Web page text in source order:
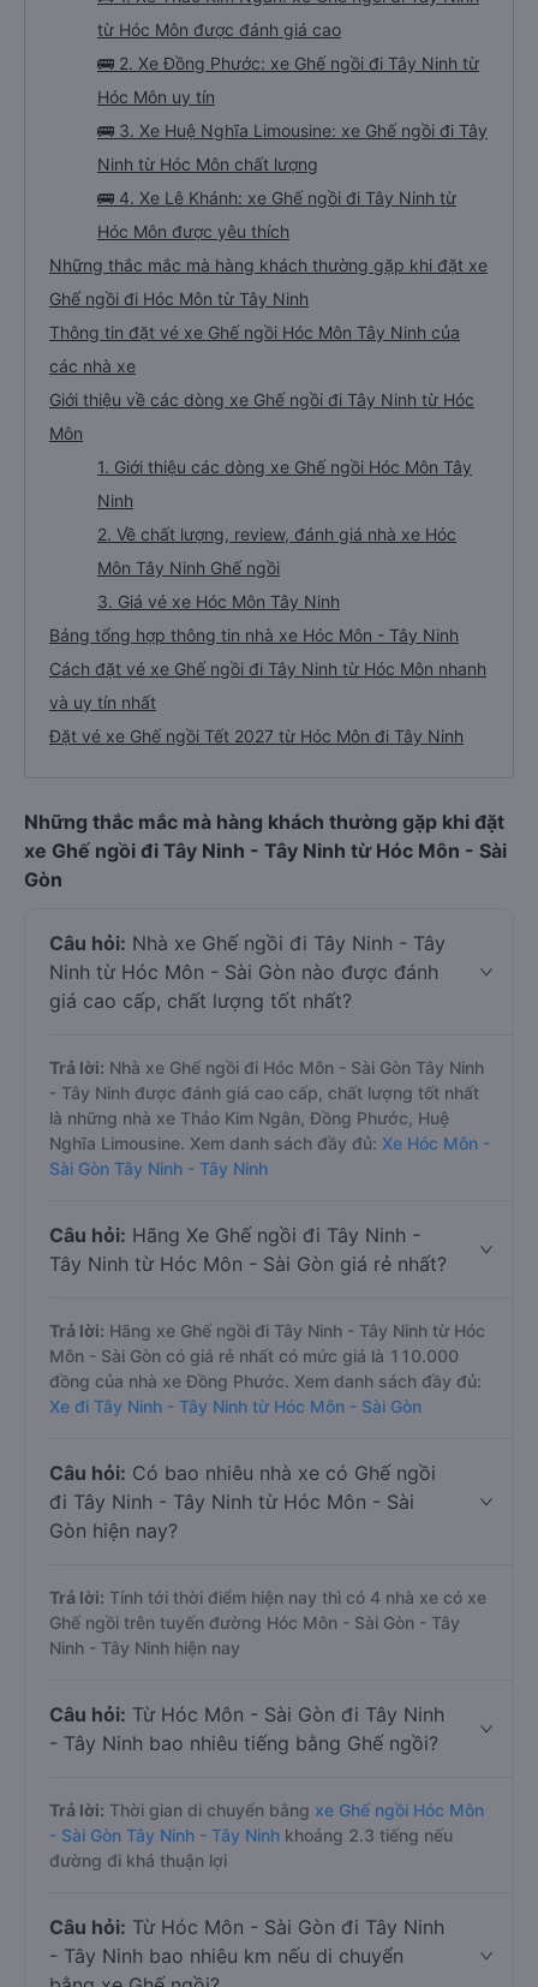
từ Hóc Môn được đánh giá cao
🚌 2. Xe Đồng Phước: xe Ghế ngồi đi Tây Ninh từ
Hóc Môn uy tín
🚌 3. Xe Huệ Nghĩa Limousine: xe Ghế ngồi đi Tây
Ninh từ Hóc Môn chất lượng
🚌 4. Xe Lê Khánh: xe Ghế ngồi đi Tây Ninh từ
Hóc Môn được yêu thích
Những thắc mắc mà hàng khách thường gặp khi đặt xe
Ghế ngồi đi Hóc Môn từ Tây Ninh
Thông tin đặt vé xe Ghế ngồi Hóc Môn Tây Ninh của
các nhà xe
Giới thiệu về các dòng xe Ghế ngồi đi Tây Ninh từ Hóc
Môn
1. Giới thiệu các dòng xe Ghế ngồi Hóc Môn Tây
Ninh
2. Về chất lượng, review, đánh giá nhà xe Hóc
Môn Tây Ninh Ghế ngồi
3. Giá vé xe Hóc Môn Tây Ninh
Bảng tổng hợp thông tin nhà xe Hóc Môn - Tây Ninh
Cách đặt vé xe Ghế ngồi đi Tây Ninh từ Hóc Môn nhanh
và uy tín nhất
Đặt vé xe Ghế ngồi Tết 2027 từ Hóc Môn đi Tây Ninh
Những thắc mắc mà hàng khách thường gặp khi đặt
xe Ghế ngồi đi Tây Ninh - Tây Ninh từ Hóc Môn - Sài
Gòn
Câu hỏi: Nhà xe Ghế ngồi đi Tây Ninh - Tây
Ninh từ Hóc Môn - Sài Gòn nào được đánh
giá cao cấp, chất lượng tốt nhất?
Trả lời: Nhà xe Ghế ngồi đi Hóc Môn - Sài Gòn Tây Ninh
- Tây Ninh được đánh giá cao cấp, chất lượng tốt nhất
là những nhà xe Thảo Kim Ngân, Đồng Phước, Huệ
Nghĩa Limousine. Xem danh sách đầy đủ: Xe Hóc Môn -
Sài Gòn Tây Ninh - Tây Ninh
Câu hỏi: Hãng Xe Ghế ngồi đi Tây Ninh -
Tây Ninh từ Hóc Môn - Sài Gòn giá rẻ nhất?
Trả lời: Hãng xe Ghế ngồi đi Tây Ninh - Tây Ninh từ Hóc
Môn - Sài Gòn có giá rẻ nhất có mức giá là 110.000
đồng của nhà xe Đồng Phước. Xem danh sách đầy đủ:
Xe đi Tây Ninh - Tây Ninh từ Hóc Môn - Sài Gòn
Câu hỏi: Có bao nhiêu nhà xe có Ghế ngồi
đi Tây Ninh - Tây Ninh từ Hóc Môn - Sài
Gòn hiện nay?
Trả lời: Tính tới thời điểm hiện nay thì có 4 nhà xe có xe
Ghế ngồi trên tuyến đường Hóc Môn - Sài Gòn - Tây
Ninh - Tây Ninh hiện nay
Câu hỏi: Từ Hóc Môn - Sài Gòn đi Tây Ninh
- Tây Ninh bao nhiêu tiếng bằng Ghế ngồi?
Trả lời: Thời gian di chuyển bằng xe Ghế ngồi Hóc Môn
- Sài Gòn Tây Ninh - Tây Ninh khoảng 2.3 tiếng nếu
đường đi khá thuận lợi
Câu hỏi: Từ Hóc Môn - Sài Gòn đi Tây Ninh
- Tây Ninh bao nhiêu km nếu di chuyển